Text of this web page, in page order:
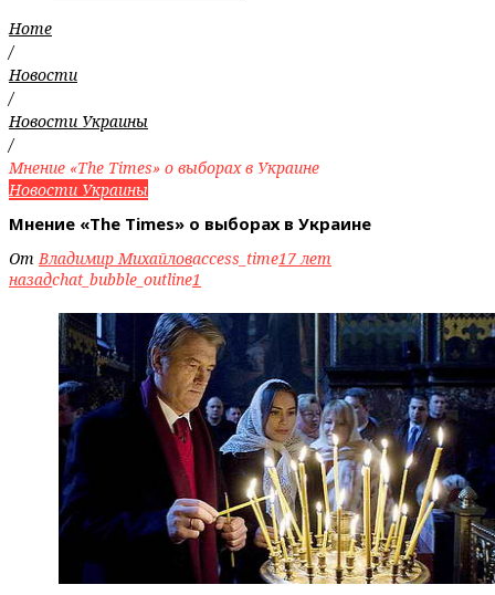
Home
/
Новости
/
Новости Украины
/
Мнение «The Times» о выборах в Украине
Новости Украины
Мнение «The Times» о выборах в Украине
ОтВладимир Михайловaccess_time17 лет
назадchat_bubble_outline1